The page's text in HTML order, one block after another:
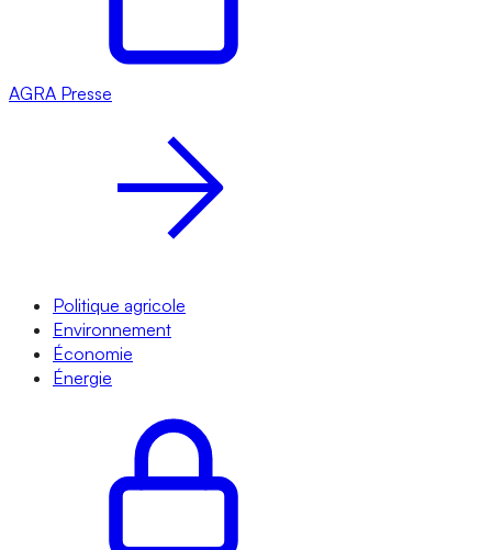
AGRA Presse
Politique agricole
Environnement
Économie
Énergie